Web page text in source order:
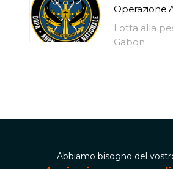
Operazione
Lotta alla
Gabon
Abbiamo bisogno del